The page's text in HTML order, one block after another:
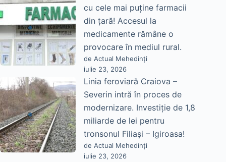
cu cele mai puține farmacii
din țară! Accesul la
medicamente rămâne o
provocare în mediul rural.
de Actual Mehedinți
iulie 23, 2026
Linia feroviară Craiova –
Severin intră în proces de
modernizare. Investiție de 1,8
miliarde de lei pentru
tronsonul Filiași – Igiroasa!
de Actual Mehedinți
iulie 23, 2026